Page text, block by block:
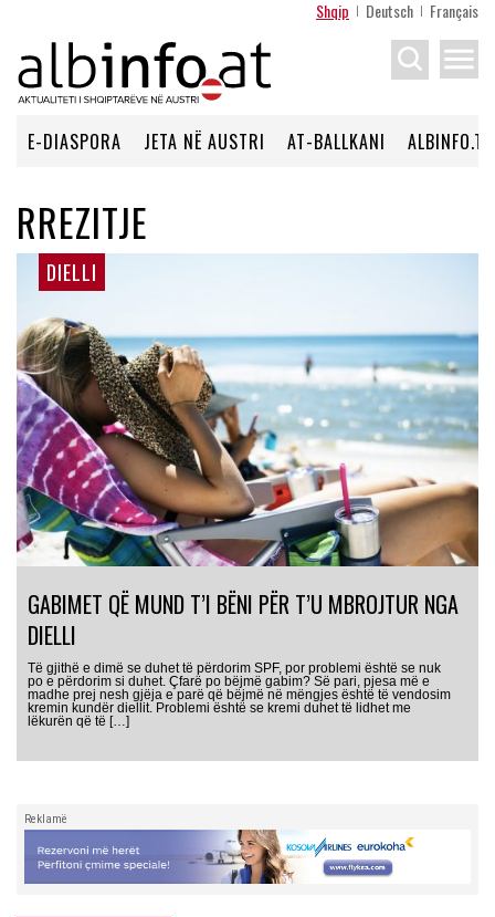
Shqip Deutsch Français
menu
E-DIASPORA JETA NË AUSTRI AT-BALLKANI ALBINFO.TV
RREZITJE
DIELLI
GABIMET QË MUND T’I BËNI PËR T’U MBROJTUR NGA
DIELLI
Të gjithë e dimë se duhet të përdorim SPF, por problemi është se nuk
po e përdorim si duhet. Çfarë po bëjmë gabim? Së pari, pjesa më e
madhe prej nesh gjëja e parë që bëjmë në mëngjes është të vendosim
kremin kundër diellit. Problemi është se kremi duhet të lidhet me
lëkurën që të […]
Reklamë